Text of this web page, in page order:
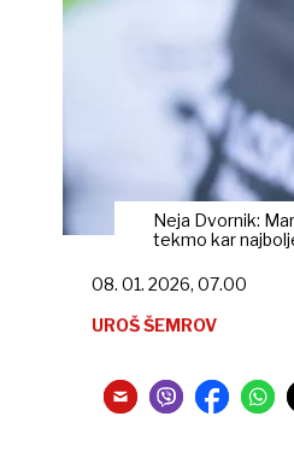
Neja Dvornik:
tekmo kar
08. 01. 2026, 07.00
UROŠ ŠEMROV